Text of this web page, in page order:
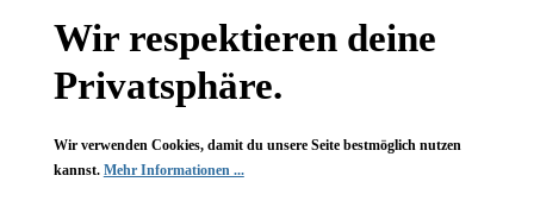
Vertrag widerrufen
wenn nicht anders angegeben.
Wir respektieren deine
Privatsphäre.
Wir verwenden Cookies, damit du unsere Seite bestmöglich nutzen
kannst. Mehr Informationen ...